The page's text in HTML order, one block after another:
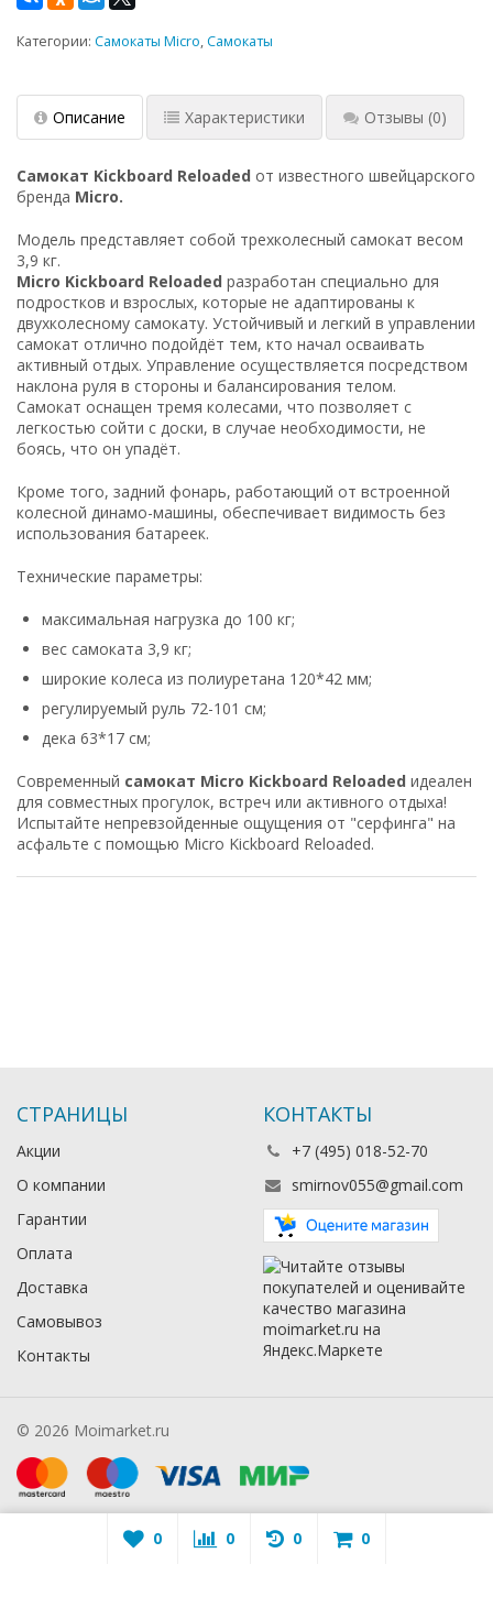
Категории: Самокаты Micro,Самокаты
Описание Характеристики Отзывы (0)
Cамокат Kickboard Reloaded от известного швейцарского
бренда Micro.
Модель представляет собой трехколесный самокат весом
3,9 кг.
Micro Kickboard Reloaded разработан специально для
подростков и взрослых, которые не адаптированы к
двухколесному самокату. Устойчивый и легкий в управлении
самокат отлично подойдёт тем, кто начал осваивать
активный отдых. Управление осуществляется посредством
наклона руля в стороны и балансирования телом.
Самокат оснащен тремя колесами, что позволяет с
легкостью сойти с доски, в случае необходимости, не
боясь, что он упадёт.
Кроме того, задний фонарь, работающий от встроенной
колесной динамо-машины, обеспечивает видимость без
использования батареек.
Технические параметры:
максимальная нагрузка до 100 кг;
вес самоката 3,9 кг;
широкие колеса из полиуретана 120*42 мм;
регулируемый руль 72-101 см;
дека 63*17 см;
Современный самокат Micro Kickboard Reloaded идеален
для совместных прогулок, встреч или активного отдыха!
Испытайте непревзойденные ощущения от "серфинга" на
асфальте с помощью Micro Kickboard Reloaded.
СТРАНИЦЫ
Акции
О компании
Гарантии
Оплата
Доставка
Самовывоз
Контакты
КОНТАКТЫ
+7 (495) 018-52-70
smirnov055@gmail.com
© 2026 Moimarket.ru
0 0 0 0